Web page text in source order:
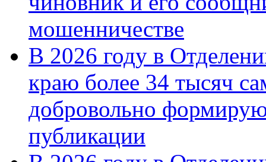
мошенничестве
В 2026 году в
краю более 34 тысяч
добровольно
публикации